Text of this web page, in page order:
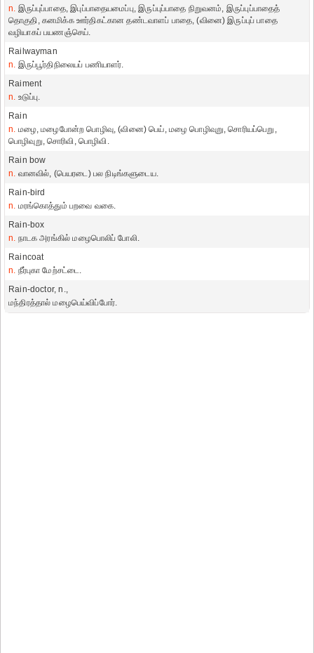
n. இருப்புப்பாதை, இபுப்பாதையமைப்பு, இருப்புப்பாதை நிறுவனம், இருப்புப்பாதைத்
தொகுதி, கனமிக்க ஊர்திகட்கான தண்டவாளப் பாதை, (வினை) இருப்புப் பாதை
வழியாகப் பயணஞ்செய்.
Railwayman
n. இருப்பூர்திநிலையப் பணியாளர்.
Raiment
n. உடுப்பு.
Rain
n. மழை, மழைபோன்ற பொழிவு, (வினை) பெய், மழை பொழிவுறு, சொரியப்பெறு,
பொழிவுறு, சொரிவி, பொழிவி.
Rain bow
n. வானவில், (பெயரடை) பல நிடிங்களுடைய.
Rain-bird
n. மரங்கொத்தும் பறவை வகை.
Rain-box
n. நாடக அரங்கில் மழைபொலிப் போலி.
Raincoat
n. நீர்புகா மேற்சட்டை.
Rain-doctor, n.,
மந்திரத்தால் மழைபெய்விப்போர்.